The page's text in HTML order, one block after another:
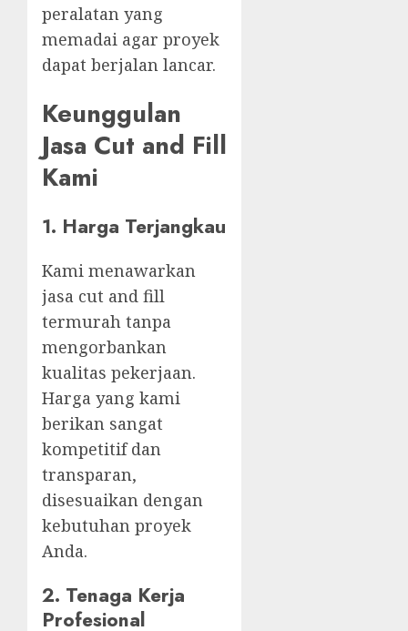
peralatan yang
memadai agar proyek
dapat berjalan lancar.
Keunggulan
Jasa Cut and Fill
Kami
1. Harga Terjangkau
Kami menawarkan
jasa cut and fill
termurah tanpa
mengorbankan
kualitas pekerjaan.
Harga yang kami
berikan sangat
kompetitif dan
transparan,
disesuaikan dengan
kebutuhan proyek
Anda.
2. Tenaga Kerja
Profesional